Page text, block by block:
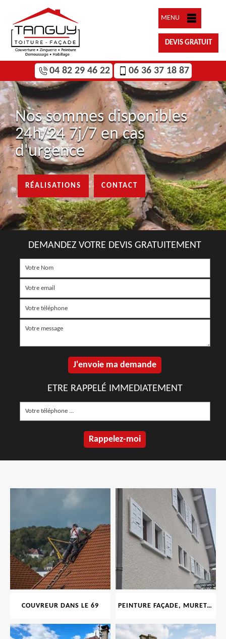
MENU
DEVIS GRATUIT
04 82 29 46 22 06 36 37 18 87
Nos sommes disponibles
24h/24 7j/7 en cas
d'urgence
RÉALISATIONS CONTACT
DEMANDEZ VOTRE DEVIS GRATUITEMENT
ETRE RAPPELÉ IMMEDIATEMENT
COUVREUR DANS LE 69 PEINTURE FAÇADE, MURET, TOITURE, BOISERIE, FERRONERIE, GOUTTIÈRE 69